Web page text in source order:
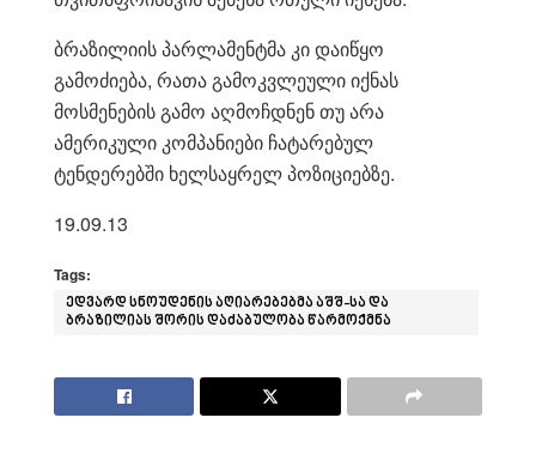
ბრაზილიის პარლამენტმა კი დაიწყო
გამოძიება, რათა გამოკვლეული იქნას
მოსმენების გამო აღმოჩდნენ თუ არა
ამერიკული კომპანიები ჩატარებულ
ტენდერებში ხელსაყრელ პოზიციებზე.
19.09.13
Tags:
ედვარდ სნოუდენის აღიარებებმა აშშ-სა და
ბრაზილიას შორის დაძაბულობა წარმოქმნა